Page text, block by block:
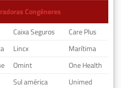
Congêneres
Caixa Seguros
Care Plus
Lincx
Marítima
Omint
One Health
Sul américa Unimed